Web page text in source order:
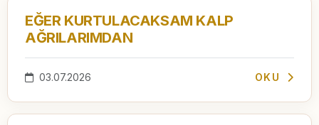
EĞER KURTULACAKSAM KALP
AĞRILARIMDAN
03.07.2026 OKU